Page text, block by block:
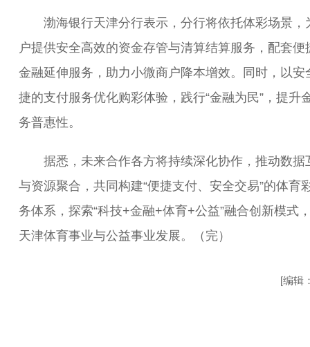
渤海银行天津分行表示，分行将依托体彩场景，
户提供安全高效的资金存管与清算结算服务，配套便
金融延伸服务，助力小微商户降本增效。同时，以安
捷的支付服务优化购彩体验，践行“金融为民”，提升
务普惠性。
据悉，未来合作各方将持续深化协作，推动数据
与资源聚合，共同构建“便捷支付、安全交易”的体育
务体系，探索“科技+金融+体育+公益”融合创新模式
天津体育事业与公益事业发展。（完）
[编辑